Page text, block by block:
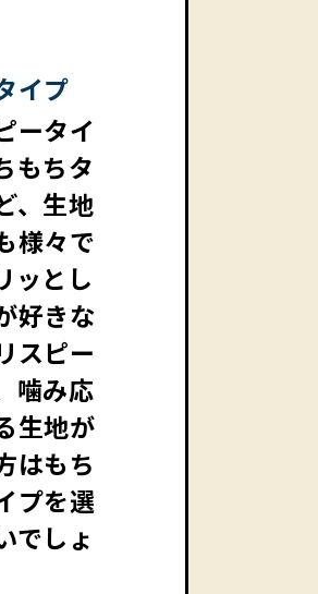
イプ
ータイ
もちタ
、生地
様々で
ッとし
好きな
スピー
噛み応
生地が
はもち
プを選
でしょ